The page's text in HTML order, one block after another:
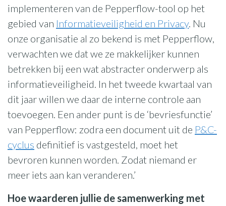
implementeren van de Pepperflow-tool op het
gebied van Informatieveiligheid en Privacy. Nu
onze organisatie al zo bekend is met Pepperflow,
verwachten we dat we ze makkelijker kunnen
betrekken bij een wat abstracter onderwerp als
informatieveiligheid. In het tweede kwartaal van
dit jaar willen we daar de interne controle aan
toevoegen. Een ander punt is de ‘bevriesfunctie’
van Pepperflow: zodra een document uit de P&C-
cyclus definitief is vastgesteld, moet het
bevroren kunnen worden. Zodat niemand er
meer iets aan kan veranderen.’
Hoe waarderen jullie de samenwerking met